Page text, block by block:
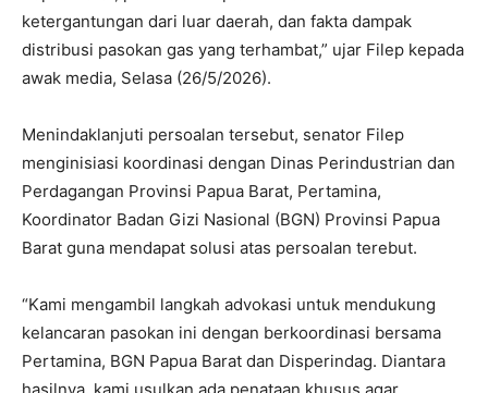
ketergantungan dari luar daerah, dan fakta dampak
distribusi pasokan gas yang terhambat,” ujar Filep kepada
awak media, Selasa (26/5/2026).
Menindaklanjuti persoalan tersebut, senator Filep
menginisiasi koordinasi dengan Dinas Perindustrian dan
Perdagangan Provinsi Papua Barat, Pertamina,
Koordinator Badan Gizi Nasional (BGN) Provinsi Papua
Barat guna mendapat solusi atas persoalan terebut.
“Kami mengambil langkah advokasi untuk mendukung
kelancaran pasokan ini dengan berkoordinasi bersama
Pertamina, BGN Papua Barat dan Disperindag. Diantara